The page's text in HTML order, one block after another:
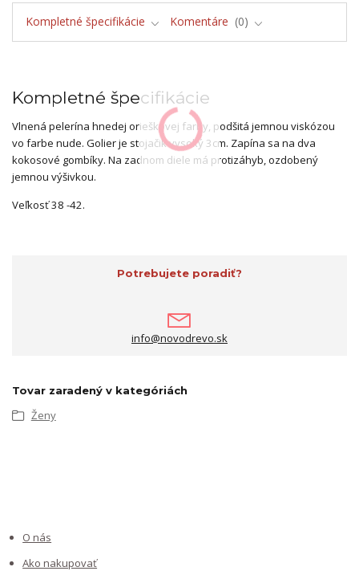
Kompletné špecifikácie Komentáre 0
Kompletné špecifikácie
Vlnená pelerína hnedej orieškovej farby, podšitá jemnou viskózou
vo farbe nude. Golier je stojačik vysoký 3cm. Zapína sa na dva
kokosové gombíky. Na zadnom diele má protizáhyb, ozdobený
jemnou výšivkou.
Veľkosť 38 -42.
Potrebujete poradiť?
info@novodrevo.sk
Tovar zaradený v kategóriách
Ženy
O nás
Ako nakupovať